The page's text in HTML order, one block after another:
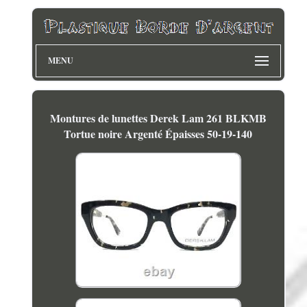
MENU
Montures de lunettes Derek Lam 261 BLKMB
Tortue noire Argenté Épaisses 50-19-140